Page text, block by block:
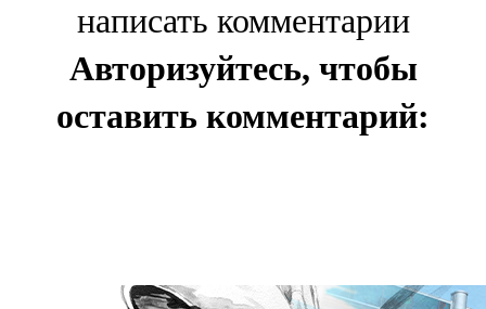
написать комментарии
Авторизуйтесь, чтобы
оставить комментарий: